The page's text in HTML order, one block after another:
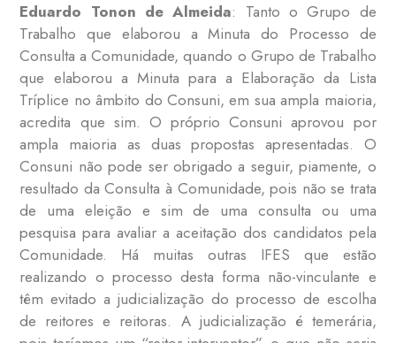
Eduardo Tonon de Almeida: Tanto o Grupo de
Trabalho que elaborou a Minuta do Processo de
Consulta a Comunidade, quando o Grupo de Trabalho
que elaborou a Minuta para a Elaboração da Lista
Tríplice no âmbito do Consuni, em sua ampla maioria,
acredita que sim. O próprio Consuni aprovou por
ampla maioria as duas propostas apresentadas. O
Consuni não pode ser obrigado a seguir, piamente, o
resultado da Consulta à Comunidade, pois não se trata
de uma eleição e sim de uma consulta ou uma
pesquisa para avaliar a aceitação dos candidatos pela
Comunidade. Há muitas outras IFES que estão
realizando o processo desta forma não-vinculante e
têm evitado a judicialização do processo de escolha
de reitores e reitoras. A judicialização é temerária,